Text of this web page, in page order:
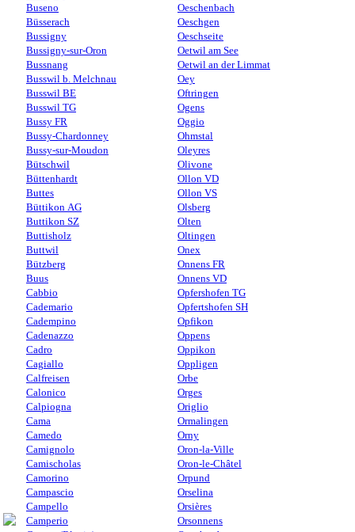
Buseno
Büsserach
Bussigny
Bussigny-sur-Oron
Bussnang
Busswil b. Melchnau
Busswil BE
Busswil TG
Bussy FR
Bussy-Chardonney
Bussy-sur-Moudon
Bütschwil
Büttenhardt
Buttes
Büttikon AG
Buttikon SZ
Buttisholz
Buttwil
Bützberg
Buus
Cabbio
Cademario
Cadempino
Cadenazzo
Cadro
Cagiallo
Calfreisen
Calonico
Calpiogna
Cama
Camedo
Camignolo
Camischolas
Camorino
Campascio
Campello
Camperio
Oeschenbach
Oeschgen
Oeschseite
Oetwil am See
Oetwil an der Limmat
Oey
Oftringen
Ogens
Oggio
Ohmstal
Oleyres
Olivone
Ollon VD
Ollon VS
Olsberg
Olten
Oltingen
Onex
Onnens FR
Onnens VD
Opfershofen TG
Opfertshofen SH
Opfikon
Oppens
Oppikon
Oppligen
Orbe
Orges
Origlio
Ormalingen
Orny
Oron-la-Ville
Oron-le-Châtel
Orpund
Orselina
Orsières
Orsonnens